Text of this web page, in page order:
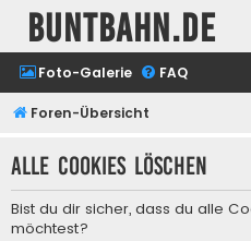
buntbahn.de
Foto-Galerie FAQ
Foren-Übersicht
Alle Cookies löschen
Bist du dir sicher, dass du alle
möchtest?